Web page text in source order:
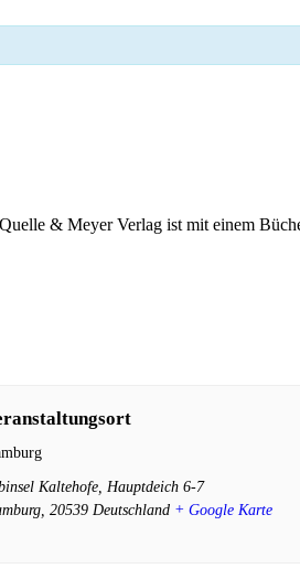
& Meyer Verlag ist mit einem
Kaltehofe, Hauptdeich 6-7
20539 Deutschland + Google Karte